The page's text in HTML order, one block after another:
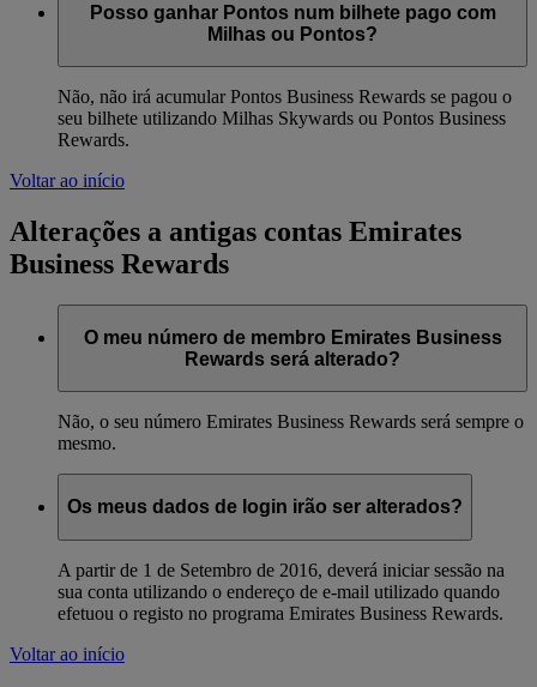
Posso ganhar Pontos num bilhete pago com
Milhas ou Pontos?
Não, não irá acumular Pontos Business Rewards se pagou o
seu bilhete utilizando Milhas Skywards ou Pontos Business
Rewards.
Voltar ao início
Alterações a antigas contas Emirates
Business Rewards
O meu número de membro Emirates Business
Rewards será alterado?
Não, o seu número Emirates Business Rewards será sempre o
mesmo.
Os meus dados de login irão ser alterados?
A partir de 1 de Setembro de 2016, deverá iniciar sessão na
sua conta utilizando o endereço de e-mail utilizado quando
efetuou o registo no programa Emirates Business Rewards.
Voltar ao início